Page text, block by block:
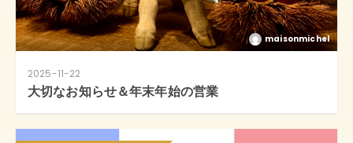
maisonmichel
2025-11-22
大切なお知らせ＆年末年始の営業